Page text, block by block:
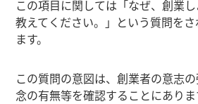
この項目に関しては「なぜ、創業
教えてください。」という質問を
ます。
この質問の意図は、創業者の意志
念の有無等を確認することにありま